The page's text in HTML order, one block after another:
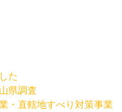
た
県調査
・直轄地すべり対策事業